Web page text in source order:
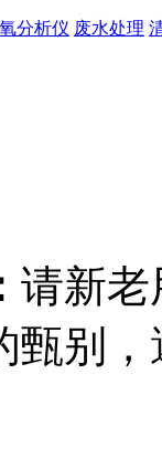
分析仪 废水处理
请新老
甄别